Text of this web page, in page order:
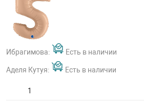
Ибрагимова: Есть в наличии
Аделя Кутуя: Есть в наличии